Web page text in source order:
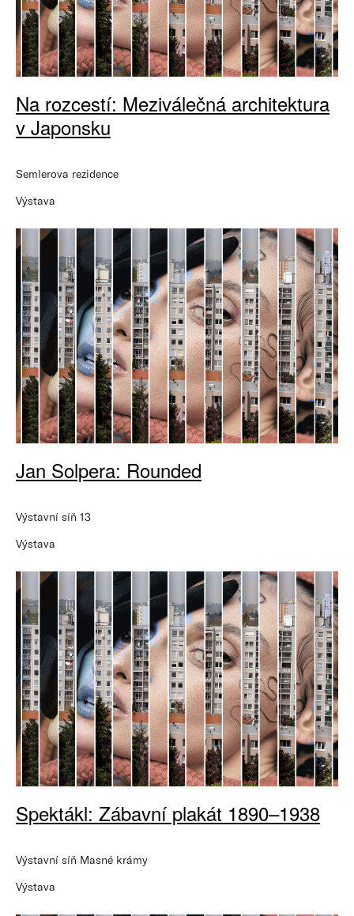
Na rozcestí: Meziválečná architektura
v Japonsku
Semlerova rezidence
Výstava
Jan Solpera: Rounded
Výstavní síň 13
Výstava
Spektákl: Zábavní plakát 1890–1938
Výstavní síň Masné krámy
Výstava